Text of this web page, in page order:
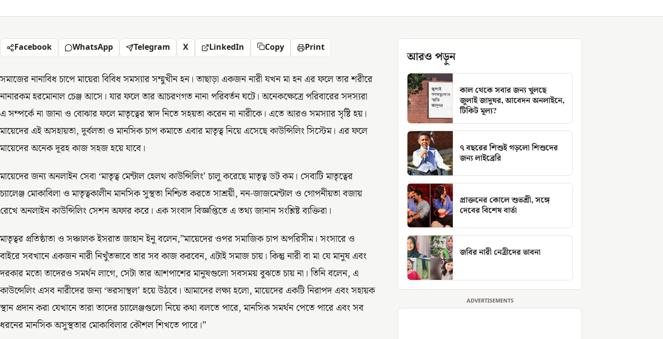
Facebook WhatsApp Telegram X LinkedIn Copy Print
সমাজের নানাবিধ চাপে মায়েরা বিবিধ সমস্যার সম্মুখীন হন। তাছাড়া একজন নারী যখন মা হন এর ফলে তার শরীরে
নানারকম হরমোনাল চেঞ্জ আসে। যার ফলে তার আচরণগত নানা পরিবর্তন ঘটে। অনেকক্ষেত্রে পরিবারের সদস্যরা
এ সম্পর্কে না জানা ও বোঝার ফলে মাতৃত্বের স্বাদ নিতে সহয়তা করেন না নারীকে। এতে আরও সমস্যার সৃষ্টি হয়।
মায়েদের এই অসহায়তা, দুর্বলতা ও মানসিক চাপ কমাতে এবার মাতৃত্ব নিয়ে এসেছে কাউন্সিলিং সিস্টেম। এর ফলে
মায়েদের অনেক দূরহ কাজ সহজ হয়ে যাবে।
মায়েদের জন্য অনলাইন সেবা ‘মাতৃত্ব মেন্টাল হেলথ কাউন্সিলিং’ চালু করেছে মাতৃত্ব ডট কম। সেবাটি মাতৃত্বের
চ্যালেঞ্জ মোকাবিলা ও মাতৃত্বকালীন মানসিক সুস্থতা নিশ্চিত করতে সাশ্রয়ী, নন-জাজমেন্টাল ও গোপনীয়তা বজায়
রেখে অনলাইন কাউন্সিলিং সেশন অফার করে। এক সংবাদ বিজ্ঞপ্তিতে এ তথ্য জানান সংশ্লিষ্ট ব্যক্তিরা।
মাতৃত্বর প্রতিষ্ঠাতা ও সঞ্চালক ইসরাত জাহান ইনু বলেন,”মায়েদের ওপর সমাজিক চাপ অপরিসীম। সংসারে ও
বাইরে সবখানে একজন নারী নিখুঁতভাবে তার সব কাজ করবেন, এটাই সমাজ চায়। কিন্তু নারী বা মা যে মানুষ এবং
দরকার মতো তাদেরও সমর্থন লাগে, সেটা তার আশপাশের মানুষগুলো সবসময় বুঝতে চায় না। তিনি বলেন, এ
কাউন্সেলিং এসব নারীদের জন্য ‘ভরসাস্থল’ হয়ে উঠবে। আমাদের লক্ষ্য হলো, মায়েদের একটি নিরাপদ এবং সহায়ক
স্থান প্রদান করা যেখানে তারা তাদের চ্যালেঞ্জগুলো নিয়ে কথা বলতে পারে, মানসিক সমর্থন পেতে পারে এবং সব
ধরনের মানসিক অসুস্থতার মোকাবিলার কৌশল শিখতে পারে।”
আরও পড়ুন
কাল থেকে সবার জন্য খুলছে
জুলাই জাদুঘর, আবেদন অনলাইনে,
টিকিট মূল্য?
৭ বছরের শিশুই গড়লো শিশুদের
জন্য লাইব্রেরি
প্রাক্তনের কোলে শুভশ্রী, সঙ্গে
দেবের বিশেষ বার্তা
জবির নারী নেত্রীদের ভাবনা
ADVERTISEMENTS